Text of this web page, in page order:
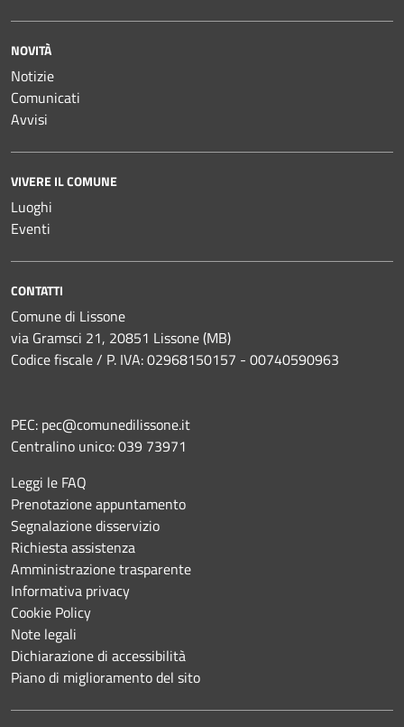
NOVITÀ
Notizie
Comunicati
Avvisi
VIVERE IL COMUNE
Luoghi
Eventi
CONTATTI
Comune di Lissone
via Gramsci 21, 20851 Lissone (MB)
Codice fiscale / P. IVA: 02968150157 - 00740590963
PEC: pec@comunedilissone.it
Centralino unico:039 73971
Leggi le FAQ
Prenotazione appuntamento
Segnalazione disservizio
Richiesta assistenza
Amministrazione trasparente
Informativa privacy
Cookie Policy
Note legali
Dichiarazione di accessibilità
Piano di miglioramento del sito